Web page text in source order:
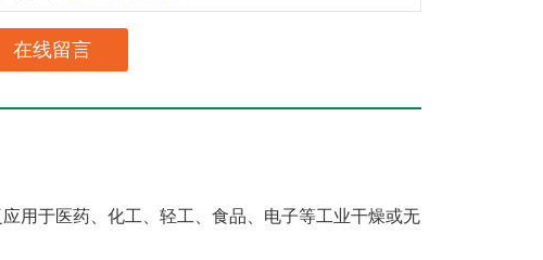
在线留言
用于医药、化工、轻工、食品、电子等工业干燥或无